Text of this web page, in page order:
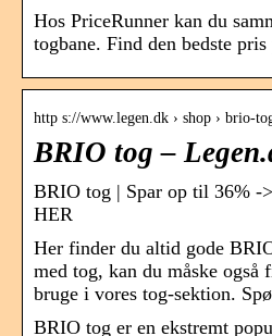
Hos PriceRunner kan du
togbane. Find den bedste
http s://www.legen.dk › shop › brio-
BRIO tog –
BRIO tog | Spar op til 36% -
HER
Her finder du altid gode
med tog, kan du måske også
bruge i vores tog-sektion.
BRIO tog er en ekstremt